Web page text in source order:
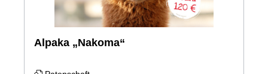
Alpaka „Nakoma“